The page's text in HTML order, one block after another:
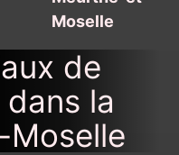
Moselle
de
la